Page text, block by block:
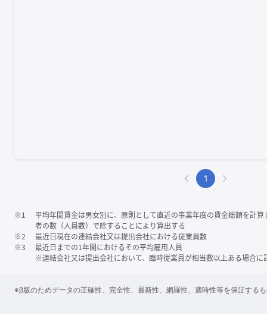
1
※1
平均年間賃金は男女別に、原則として直近の事業年度の賃金総額を計
者の数（人員数）で除することにより算出する
※2
最近日現在の連結会社又は提出会社における従業員数
※3
最近日までの1年間におけるその平均雇用人員
※連結会社又は提出会社において、臨時従業員が相当数以上ある場合に
※β版のためデータの正確性、完全性、最新性、網羅性、適時性等を保証する